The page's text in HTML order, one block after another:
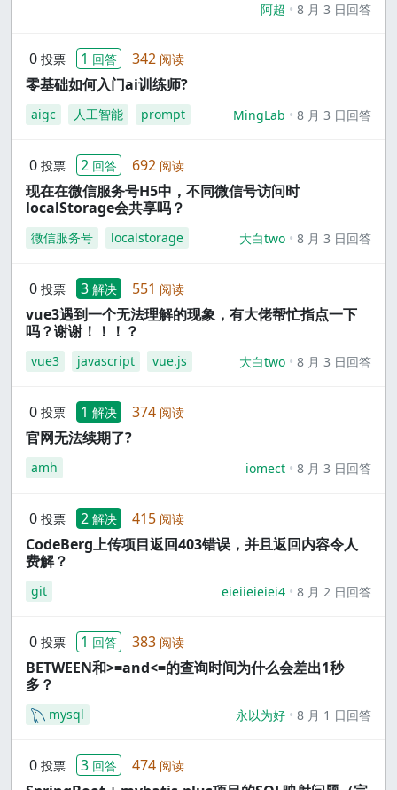
阿超
8 月 3 日回答
0 投票 1 回答 342 阅读
零基础如何入门ai训练师?
aigc 人工智能 prompt MingLab 8 月 3 日回答
0 投票 2 回答 692 阅读
现在在微信服务号H5中，不同微信号访问时
localStorage会共享吗？
微信服务号 localstorage 大白two 8 月 3 日回答
0 投票 3 解决 551 阅读
vue3遇到一个无法理解的现象，有大佬帮忙指点一下
吗？谢谢！！！？
vue3 javascript vue.js 大白two 8 月 3 日回答
0 投票 1 解决 374 阅读
官网无法续期了?
amh iomect 8 月 3 日回答
0 投票 2 解决 415 阅读
CodeBerg上传项目返回403错误，并且返回内容令人
费解？
git eieiieieiei4 8 月 2 日回答
0 投票 1 回答 383 阅读
BETWEEN和>=and<=的查询时间为什么会差出1秒
多？
mysql 永以为好 8 月 1 日回答
0 投票 3 回答 474 阅读